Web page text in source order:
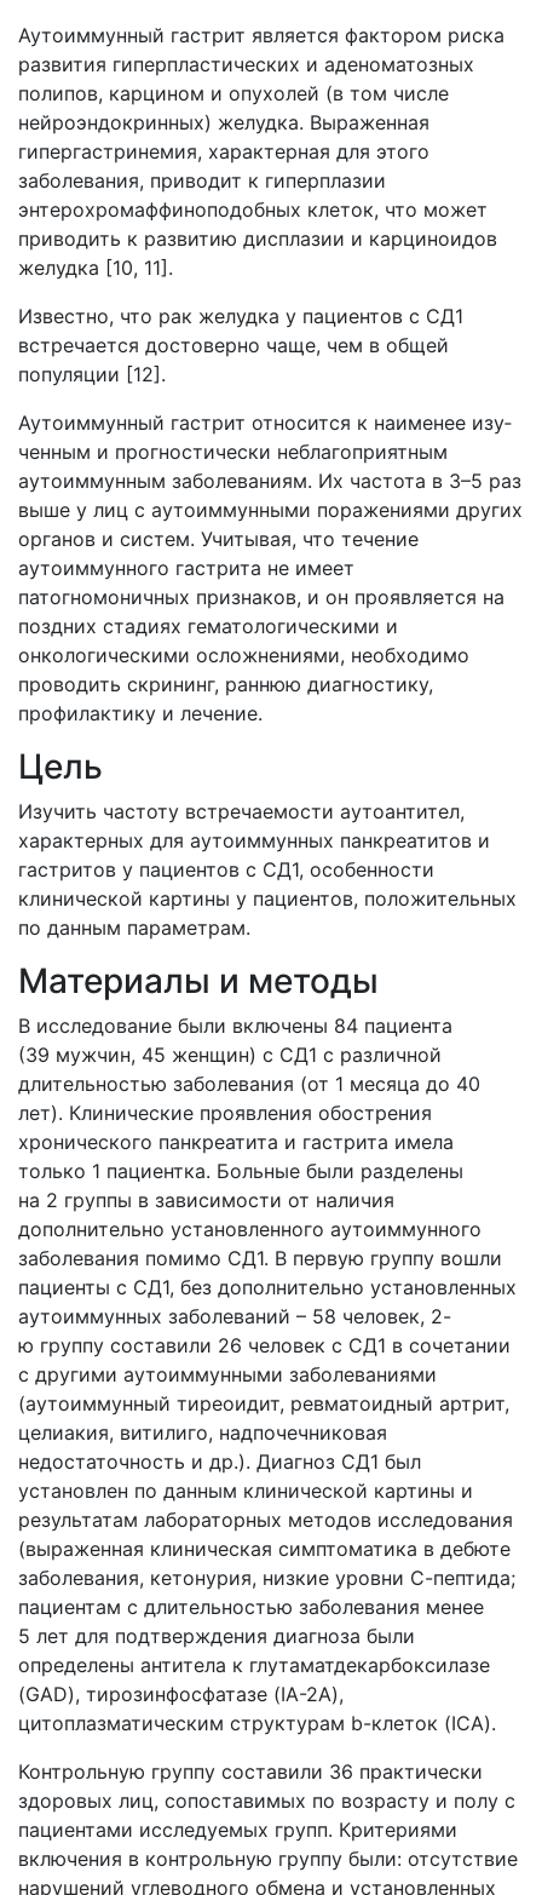
Аутоиммунный гастрит является фактором риска
развития гиперпластических и аденоматозных
полипов, карцином и опухолей (в том числе
нейроэндокринных) желудка. Выраженная
гипергастринемия, характерная для этого
заболевания, приводит к гиперплазии
энтерохромаффиноподобных клеток, что может
приводить к развитию дисплазии и карциноидов
желудка [10, 11].
Известно, что рак желудка у пациентов с CД1
встречается достоверно чаще, чем в общей
популяции [12].
Аутоиммунный гастрит относится к наименее изу­
ченным и прогностически неблагоприятным
аутоиммунным заболеваниям. Их частота в 3–5 раз
выше у лиц с аутоиммунными поражениями других
органов и систем. Учитывая, что течение
аутоиммунного гастрита не имеет
патогномоничных признаков, и он проявляется на
поздних стадиях гематологическими и
онкологическими осложнениями, необходимо
проводить скрининг, раннюю диагностику,
профилактику и лечение.
Цель
Изучить частоту встречаемости аутоантител,
характерных для аутоиммунных панкреатитов и
гастритов у пациентов с СД1, особенности
клинической картины у пациентов, положительных
по данным параметрам.
Материалы и методы
В исследование были включены 84 пациента
(39 мужчин, 45 женщин) с СД1 с различной
длительностью заболевания (от 1 месяца до 40
лет). Клинические проявления обострения
хронического панкреатита и гастрита имела
только 1 пациентка. Больные были разделены
на 2 группы в зависимости от наличия
дополнительно установленного аутоиммунного
заболевания помимо СД1. В первую группу вошли
пациенты с СД1, без дополнительно установленных
аутоиммунных заболеваний – 58 человек, 2-
ю группу составили 26 человек с СД1 в сочетании
с другими аутоиммунными заболеваниями
(аутоиммунный тиреоидит, ревматоидный артрит,
целиакия, витилиго, надпочечниковая
недостаточность и др.). Диагноз СД1 был
установлен по данным клинической картины и
результатам лабораторных методов исследования
(выраженная клиническая симптоматика в дебюте
заболевания, кетонурия, низкие уровни С-пептида;
пациентам с длительностью заболевания менее
5 лет для подтверждения диагноза были
определены антитела к глутаматдекарбоксилазе
(GAD), тирозинфосфатазе (IA-2A),
цитоплазматическим структурам b-клеток (ICA).
Контрольную группу составили 36 практически
здоровых лиц, сопоставимых по возрасту и полу с
пациентами исследуемых групп. Критериями
включения в контрольную группу были: отсутствие
нарушений углеводного обмена и установленных